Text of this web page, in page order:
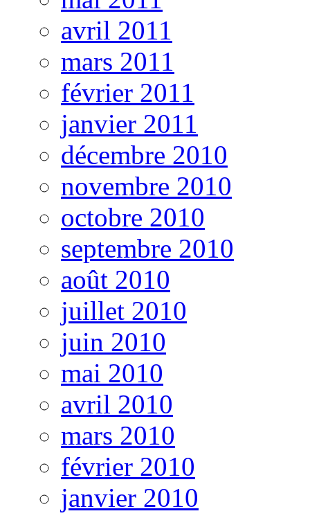
avril 2011
mars 2011
février 2011
janvier 2011
décembre 2010
novembre 2010
octobre 2010
septembre 2010
août 2010
juillet 2010
juin 2010
mai 2010
avril 2010
mars 2010
février 2010
janvier 2010